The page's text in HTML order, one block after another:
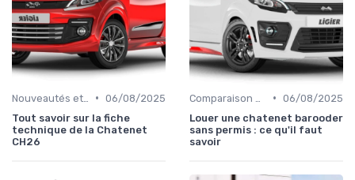
• 06/08/2025
Tout savoir sur la fiche
technique de la Chatenet
CH26
• 06/08/2025
Louer une chatenet barooder
sans permis : ce qu'il faut
savoir